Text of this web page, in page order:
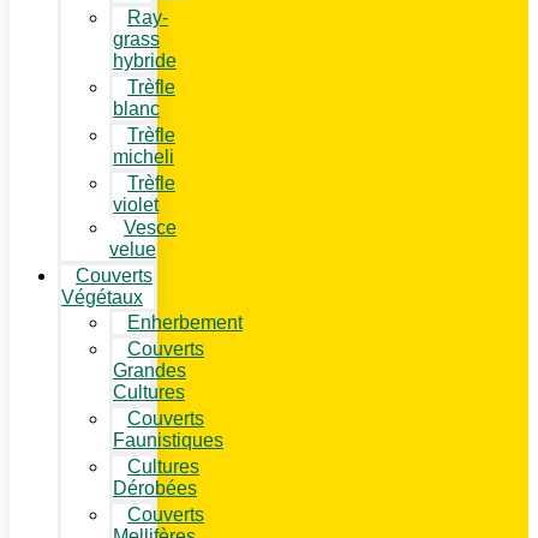
Ray-
grass
hybride
Trèfle
blanc
Trèfle
micheli
Trèfle
violet
Vesce
velue
Couverts
Végétaux
Enherbement
Couverts
Grandes
Cultures
Couverts
Faunistiques
Cultures
Dérobées
Couverts